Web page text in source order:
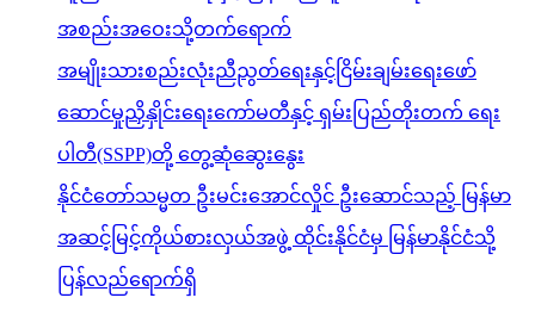
အစည်းအဝေးသို့တက်ရောက်
အမျိုးသားစည်းလုံးညီညွတ်ရေးနှင့်ငြိမ်းချမ်းရေးဖော်
ဆောင်မှုညှိနှိုင်းရေးကော်မတီနှင့် ရှမ်းပြည်တိုးတက် ရေး
ပါတီ(SSPP)တို့ တွေ့ဆုံဆွေးနွေး
နိုင်ငံတော်သမ္မတ ဦးမင်းအောင်လှိုင် ဦးဆောင်သည့် မြန်မာ
အဆင့်မြင့်ကိုယ်စားလှယ်အဖွဲ့ ထိုင်းနိုင်ငံမှ မြန်မာနိုင်ငံသို့
ပြန်လည်ရောက်ရှိ